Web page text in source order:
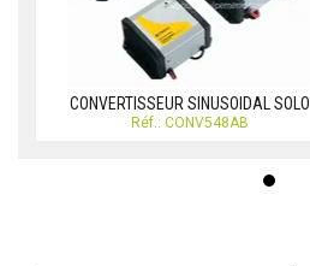
CONVERTISSEUR SINUSOIDAL SOLO
Réf.: CONV548AB